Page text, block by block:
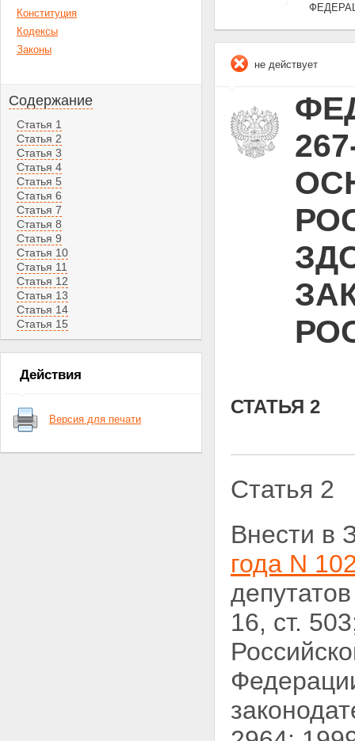
Конституция
Кодексы
Законы
Содержание
Статья 1
Статья 2
Статья 3
Статья 4
Статья 5
Статья 6
Статья 7
Статья 8
Статья 9
Статья 10
Статья 11
Статья 12
Статья 13
Статья 14
Статья 15
Действия
Версия для печати
не действует
СТАТЬЯ 2
Статья 2
Внести в
года N
16, ст.